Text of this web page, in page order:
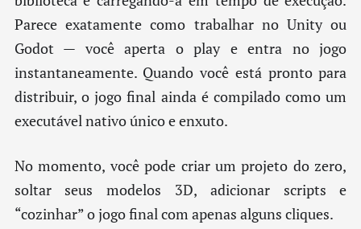
Parece exatamente como trabalhar no Unity ou
Godot — você aperta o play e entra no jogo
instantaneamente. Quando você está pronto para
distribuir, o jogo final ainda é compilado como um
executável nativo único e enxuto.
No momento, você pode criar um projeto do zero,
soltar seus modelos 3D, adicionar scripts e
“cozinhar” o jogo final com apenas alguns cliques.